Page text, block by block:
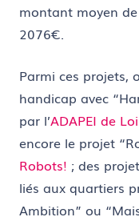
montant moyen
2076€.
Parmi ces projets,
handicap avec
par l’ADAPEI de
encore le projet
Robots! ; des
liés aux quartiers
Ambition” ou